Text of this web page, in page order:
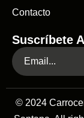
Contacto
Suscríbete
© 2024